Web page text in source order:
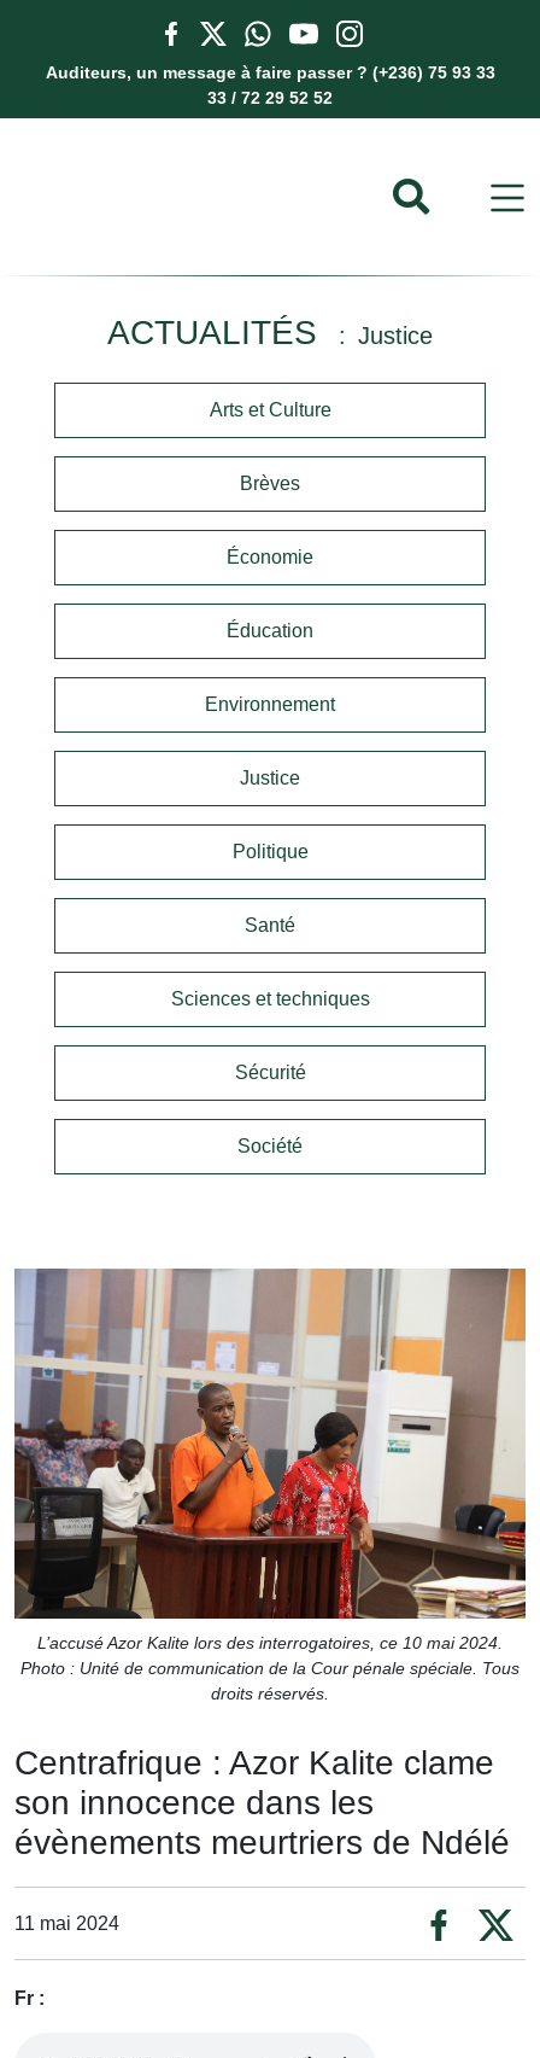
Auditeurs, un message à faire passer ? (+236) 75 93 33
33 / 72 29 52 52
ACTUALITÉS Justice
Arts et Culture
Brèves
Économie
Éducation
Environnement
Justice
Politique
Santé
Sciences et techniques
Sécurité
Société
L’accusé Azor Kalite lors des interrogatoires, ce 10 mai 2024.
Photo : Unité de communication de la Cour pénale spéciale. Tous
droits réservés.
Centrafrique : Azor Kalite clame
son innocence dans les
évènements meurtriers de Ndélé
11 mai 2024
Fr :